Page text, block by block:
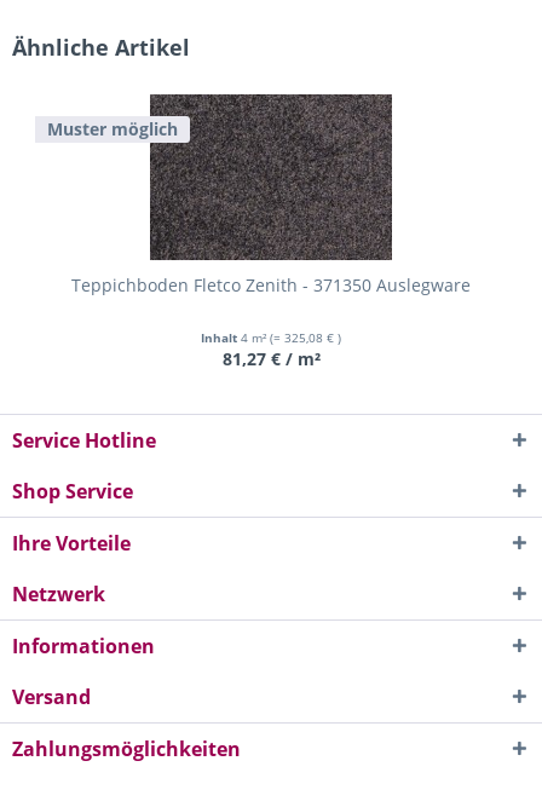
Ähnliche Artikel
Muster möglich
Teppichboden Fletco Zenith - 371350 Auslegware
Inhalt 4 m² (= 325,08 € )
81,27 € / m²
Service Hotline
Shop Service
Ihre Vorteile
Netzwerk
Informationen
Versand
Zahlungsmöglichkeiten